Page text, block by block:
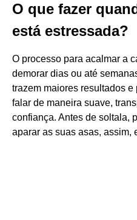
O que fazer
está estressada?
O processo para acalmar a
demorar dias ou até
trazem maiores resultados
falar de maneira suave,
confiança. Antes de soltala,
aparar as suas asas, assim,